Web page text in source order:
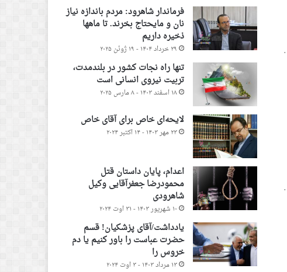
۰
۰
فرماندار شاهرود: مردم باندازه نیاز
نان و مایحتاج بخرند. تا ماهها
ذخیره داریم
۲۹ خرداد ۱۴۰۴ - ۱۹ ژوئن ۲۰۲۵
تنها راه نجات کشور در بلندمدت،
تربیت نیروی انسانی است
۱۸ اسفند ۱۴۰۳ - ۸ مارس ۲۰۲۵
لایحه‌ای خاص برای آقای خاص
۲۳ مهر ۱۴۰۳ - ۱۴ اکتبر ۲۰۲۴
اعدام، پایان داستان قتل
محمودرضا جعفرآقایی وکیل
شاهرودی
۱۰ شهریور ۱۴۰۳ - ۳۱ اوت ۲۰۲۴
یادداشت/آقای پزشکیان! قسم
حضرت عباست را باور کنیم یا دم
خروس را
۱۳ مرداد ۱۴۰۳ - ۳ اوت ۲۰۲۴